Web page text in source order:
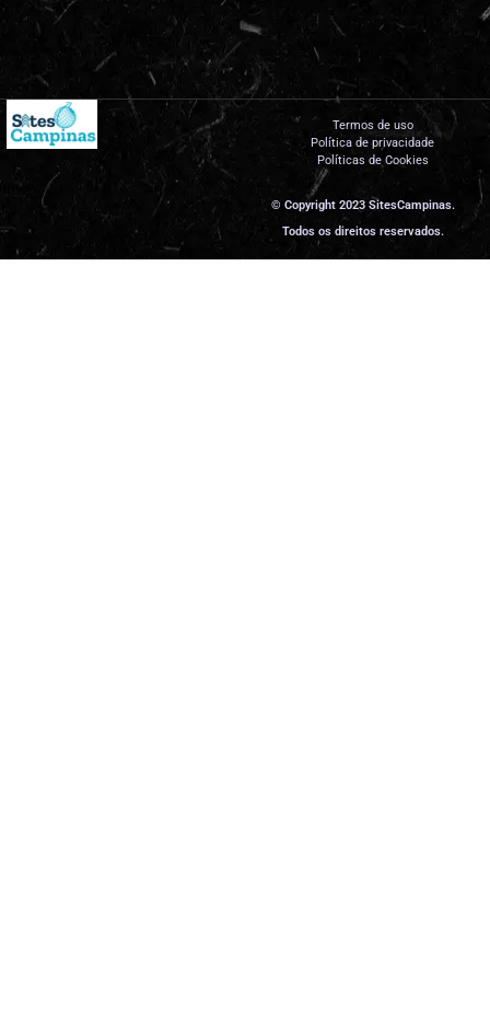
Termos de uso
Política de privacidade
Políticas de Cookies
© Copyright 2023 SitesCampinas.
Todos os direitos reservados.